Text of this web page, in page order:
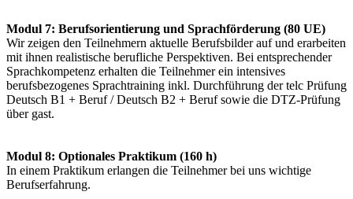
Modul 7: Berufsorientierung und Sprachförderung (80 UE)
Wir zeigen den Teilnehmern aktuelle Berufsbilder auf und erarbeiten
mit ihnen realistische berufliche Perspektiven. Bei entsprechender
Sprachkompetenz erhalten die Teilnehmer ein intensives
berufsbezogenes Sprachtraining inkl. Durchführung der telc Prüfung
Deutsch B1 + Beruf / Deutsch B2 + Beruf sowie die DTZ-Prüfung
über gast.
Modul 8: Optionales Praktikum (160 h)
In einem Praktikum erlangen die Teilnehmer bei uns wichtige
Berufserfahrung.